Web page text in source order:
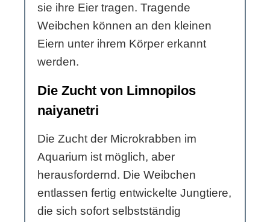
sie ihre Eier tragen. Tragende
Weibchen können an den kleinen
Eiern unter ihrem Körper erkannt
werden.
Die Zucht von Limnopilos
naiyanetri
Die Zucht der Microkrabben im
Aquarium ist möglich, aber
herausfordernd. Die Weibchen
entlassen fertig entwickelte Jungtiere,
die sich sofort selbstständig